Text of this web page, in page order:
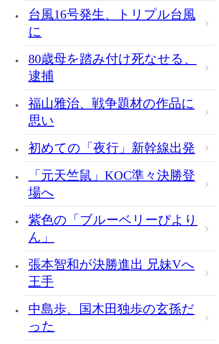
台風16号発生、トリプル台風
に
80歳母を踏み付け死なせる、
逮捕
福山雅治、戦争題材の作品に
思い
初めての「夜行」新幹線出発
「元天竺鼠」KOC準々決勝登
場へ
紫色の「ブルーベリーぴより
ん」
張本智和が決勝進出 兄妹Vへ
王手
中島歩、国木田独歩の玄孫だ
った